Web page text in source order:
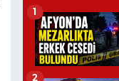
1
2